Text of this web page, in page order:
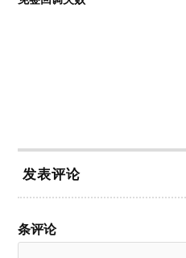
发表评论
条评论